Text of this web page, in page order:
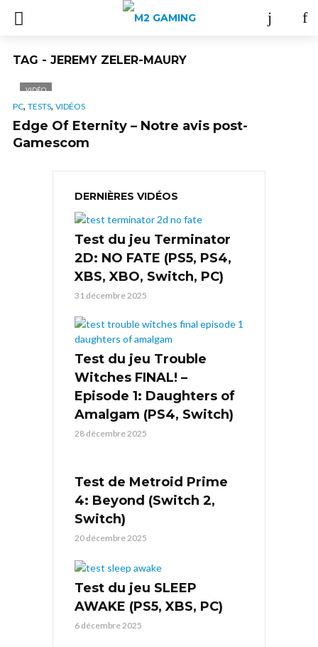
TAG - JEREMY ZELER-MAURY
VIDÉO
PC, TESTS, VIDÉOS
Edge Of Eternity – Notre avis post-
Gamescom
DERNIÈRES VIDÉOS
Test du jeu Terminator
2D: NO FATE (PS5, PS4,
XBS, XBO, Switch, PC)
31 décembre 2025
Test du jeu Trouble
Witches FINAL! –
Episode 1: Daughters of
Amalgam (PS4, Switch)
28 décembre 2025
Test de Metroid Prime
4: Beyond (Switch 2,
Switch)
20 décembre 2025
Test du jeu SLEEP
AWAKE (PS5, XBS, PC)
6 décembre 2025